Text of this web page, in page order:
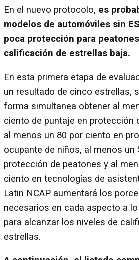
En el nuevo protocolo, es
modelos de automóviles sin
poca protección para
calificación de estrellas baja.
En esta primera etapa de
un resultado de cinco estrellas,
forma simultanea obtener al
ciento de puntaje en protección
al menos un 80 por ciento en
ocupante de niños, al menos un
protección de peatones y al
ciento en tecnologías de
Latin NCAP aumentará los
necesarios en cada aspecto a
para alcanzar los niveles de
estrellas.